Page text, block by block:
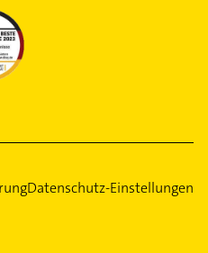
Datenschutz-Einstellungen